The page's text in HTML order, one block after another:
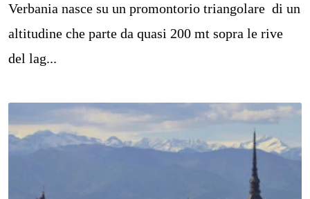
Verbania nasce su un promontorio triangolare di un
altitudine che parte da quasi 200 mt sopra le rive
del lag...